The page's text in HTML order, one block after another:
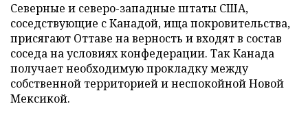
Северные и северо-западные штаты США,
соседствующие с Канадой, ища покровительства,
присягают Оттаве на верность и входят в состав
соседа на условиях конфедерации. Так Канада
получает необходимую прокладку между
собственной территорией и неспокойной Новой
Мексикой.